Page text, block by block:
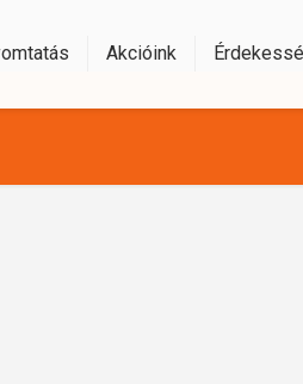
Akcióink